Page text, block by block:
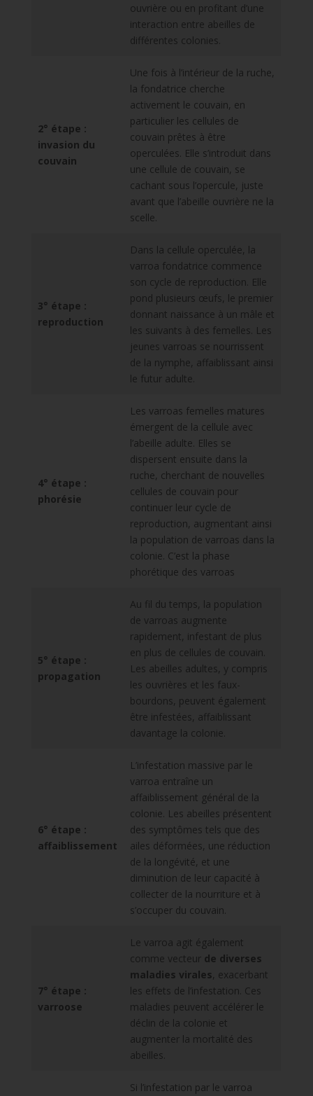
ouvrière ou en profitant d’une
interaction entre abeilles de
différentes colonies.
2° étape :
invasion du
couvain
Une fois à l’intérieur de la ruche,
la fondatrice cherche
activement le couvain, en
particulier les cellules de
couvain prêtes à être
operculées. Elle s’introduit dans
une cellule de couvain, se
cachant sous l’opercule, juste
avant que l’abeille ouvrière ne la
scelle.
3° étape :
reproduction
Dans la cellule operculée, la
varroa fondatrice commence
son cycle de reproduction. Elle
pond plusieurs œufs, le premier
donnant naissance à un mâle et
les suivants à des femelles. Les
jeunes varroas se nourrissent
de la nymphe, affaiblissant ainsi
le futur adulte.
4° étape :
phorésie
Les varroas femelles matures
émergent de la cellule avec
l’abeille adulte. Elles se
dispersent ensuite dans la
ruche, cherchant de nouvelles
cellules de couvain pour
continuer leur cycle de
reproduction, augmentant ainsi
la population de varroas dans la
colonie. C’est la phase
phorétique des varroas
5° étape :
propagation
Au fil du temps, la population
de varroas augmente
rapidement, infestant de plus
en plus de cellules de couvain.
Les abeilles adultes, y compris
les ouvrières et les faux-
bourdons, peuvent également
être infestées, affaiblissant
davantage la colonie.
6° étape :
affaiblissement
L’infestation massive par le
varroa entraîne un
affaiblissement général de la
colonie. Les abeilles présentent
des symptômes tels que des
ailes déformées, une réduction
de la longévité, et une
diminution de leur capacité à
collecter de la nourriture et à
s’occuper du couvain.
7° étape :
varroose
Le varroa agit également
comme vecteur de diverses
maladies virales, exacerbant
les effets de l’infestation. Ces
maladies peuvent accélérer le
déclin de la colonie et
augmenter la mortalité des
abeilles.
Si l’infestation par le varroa